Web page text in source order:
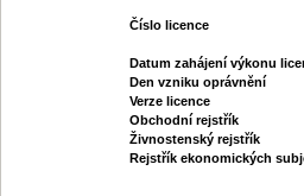
Číslo licence
Datum zahájení výkonu
Den vzniku oprávnění
Verze licence
Obchodní rejstřík
Živnostenský rejstřík
Rejstřík ekonomických